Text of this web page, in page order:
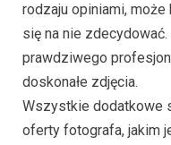
rodzaju opiniami,
się na nie
prawdziwego
doskonałe zdjęcia.
Wszystkie dodatkowe
oferty fotografa, jakim